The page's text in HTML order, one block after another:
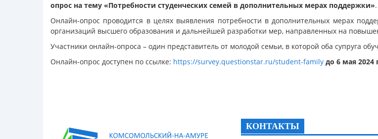
опрос на тему «Потребности студенческих семей в дополнительных мерах поддержки».
Онлайн-опрос проводится в целях выявления потребности в дополнительных мерах
организаций высшего образования и дальнейшей разработки мер, направленных на
Участники онлайн-опроса – один представитель от молодой семьи, в которой оба супруга
Онлайн-опрос доступен по ссылке: https://survey.questionstar.ru/student-family до 6 мая 2024
КОНТАКТЫ